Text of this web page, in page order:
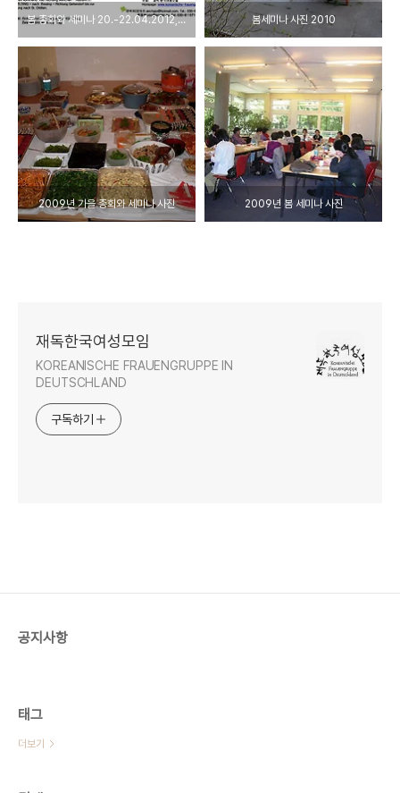
봄 총회와 세미나 20.-22.04.2012, Kloster St. Ottilien 봄세미나 사진 2010
2009년 가을 총회와 세미나 사진 2009년 봄 세미나 사진
재독한국여성모임
KOREANISCHE FRAUENGRUPPE IN
DEUTSCHLAND
구독하기
공지사항
태그
더보기